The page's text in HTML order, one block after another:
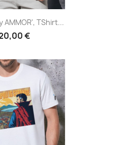
AMMOR', TShirt...
€